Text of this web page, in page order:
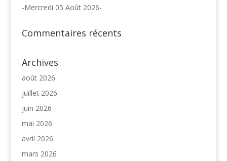
-Mercredi 05 Août 2026-
Commentaires récents
Archives
août 2026
juillet 2026
juin 2026
mai 2026
avril 2026
mars 2026